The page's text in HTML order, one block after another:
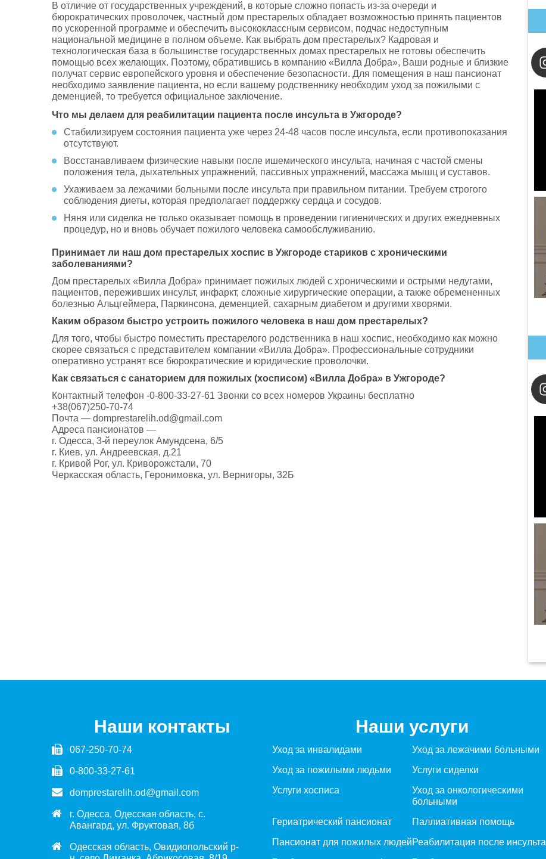
В отличие от государственных учреждений, в которые сложно попасть из-за очереди и
бюрократических проволочек, частный дом престарелых обладает возможностью принять пациентов
по ускоренной программе и обеспечить высококлассным сервисом, подчас недоступным
национальной медицине в полном объеме. Как выбрать дом престарелых? Кадровая и
технологическая база в большинстве государственных домах престарелых не готовы обеспечить
помощью всех желающих. Поэтому, обратившись в компанию «Вилла Добра», Ваши родные и близкие
получат сервис европейского уровня и обеспечение безопасности. Для помещения в наш пансионат
необходимо заявление пациента, но если вашему родственнику необходим уход за пожилыми с
деменцией, то требуется официальное заключение.
Что мы делаем для реабилитации пациента после инсульта в Ужгороде?
Стабилизируем состояния пациента уже через 24-48 часов после инсульта, если противопоказания
отсутствуют.
Восстанавливаем физические навыки после ишемического инсульта, начиная с частой смены
положения тела, дыхательных упражнений, пассивных упражнений, массажа мышц и суставов.
Ухаживаем за лежачими больными после инсульта при правильном питании. Требуем строгого
соблюдения диеты, которая предполагает поддержку сердца и сосудов.
Няня или сиделка не только оказывает помощь в проведении гигиенических и других ежедневных
процедур, но и вновь обучает пожилого человека самообслуживанию.
Принимает ли наш дом престарелых хоспис в Ужгороде стариков с хроническими
заболеваниями?
Дом престарелых «Вилла Добра» принимает пожилых людей с хроническими и острыми недугами,
пациентов, переживших инсульт, инфаркт, сложные хирургические операции, а также обремененных
болезнью Альцгеймера, Паркинсона, деменцией, сахарным диабетом и другими хворями.
Каким образом быстро устроить пожилого человека в наш дом престарелых?
Для того, чтобы быстро поместить престарелого родственника в наш хоспис, необходимо как можно
скорее связаться с представителем компании «Вилла Добра». Профессиональные сотрудники
оперативно устранят все бюрократические и юридические проволочки.
Как связаться с санаторием для пожилых (хосписом) «Вилла Добра» в Ужгороде?
Контактный телефон -0-800-33-27-61 Звонки со всех номеров Украины бесплатно
+38(067)250-70-74
Почта — domprestarelih.od@gmail.com
Адреса пансионатов —
г. Одесса, 3-й переулок Амундсена, 6/5
г. Киев, ул. Андреевская, д.21
г. Кривой Рог, ул. Криворожстали, 70
Черкасская область, Геронимовка, ул. Вернигоры, 32Б
Наши контакты
067-250-70-74
0-800-33-27-61
domprestarelih.od@gmail.com
г. Одесса, Одесская область, с.
Авангард, ул. Фруктовая, 8б
Одесская область, Овидиопольский р-
Наши услуги
Уход за инвалидами
Уход за лежачими больными
Уход за пожилыми людьми
Услуги сиделки
Услуги хосписа
Уход за онкологическими
больными
Гериатрический пансионат
Паллиативная помощь
Пансионат для пожилых людейРеабилитация после инсульта